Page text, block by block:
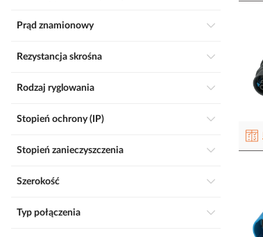
Prąd znamionowy
Rezystancja skrośna
Rodzaj ryglowania
Stopień ochrony (IP)
Stopień zanieczyszczenia
Szerokość
Typ połączenia